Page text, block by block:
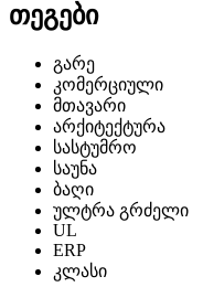
თეგები
გარე
კომერციული
მთავარი
არქიტექტურა
სასტუმრო
საუნა
ბაღი
ულტრა გრძელი
UL
ERP
კლასი